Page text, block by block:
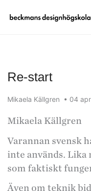
Re-start
Mikaela Källgren • 04
Mikaela Källgren
Varannan svensk
inte används. Lika
som faktiskt
Även om teknik